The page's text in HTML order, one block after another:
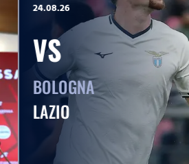
24.08.26
VS
BOLOGNA
LAZIO